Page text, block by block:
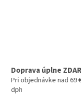
Doprava úplne
Pri objednávke nad 69
dph